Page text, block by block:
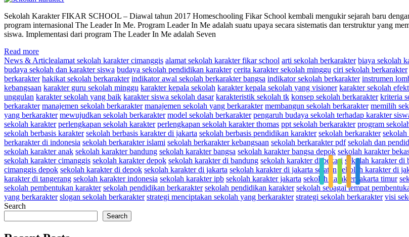
Sekolah Karakter FIKAR SCHOOL – Diawal tahun 2017 Homeschooling Fikar School kembali mengukir sejarah baru
program internasional The Leader In Me. Program Leader In Me adalah suatu upaya secara sistematis dan terstruktur yang
siswa. Implementasi dari program The Leader In Me adalah Seven
Read more
News & Articlealamat sekolah karakter cimanggis alamat sekolah karakter fikar school arti sekolah berkarakter biaya sekolah
budaya sekolah dan karakter siswa budaya sekolah pendidikan karakter cerita karakter sekolah minggu ciri sekolah berkarakter
berkarakter hakikat sekolah berkarakter indikator awal sekolah berkarakter bangsa indikator sekolah berkarakter instrumen
kebangsaan karakter guru sekolah minggu karakter kepala sekolah karakter kepala sekolah yang visioner karakter sekolah
unggulan karakter sekolah yang baik karakter siswa sekolah dasar karakteristik sekolah tk konsep sekolah berkarakter kriteria
berkarakter manajemen sekolah berkarakter manajemen sekolah yang berkarakter membangun sekolah berkarakter memilih
yang berkarakter mewujudkan sekolah berkarakter model sekolah berkarakter pengaruh budaya sekolah terhadap karakter
sekolah karakter perlengkapan sekolah karakter perlengkapan sekolah karakter thomas ppt sekolah berkarakter program
sekolah berbasis karakter sekolah berbasis karakter di jakarta sekolah berbasis pendidikan karakter sekolah berkarakter sekolah
berkarakter di indonesia sekolah berkarakter islami sekolah berkarakter kebangsaan sekolah berkarakter pdf sekolah dan
sekolah karakter anak sekolah karakter bandung sekolah karakter bangsa sekolah karakter bangsa depok sekolah karakter
sekolah karakter cimanggis sekolah karakter depok sekolah karakter di bandung sekolah karakter di bekasi sekolah karakter di
cimanggis depok sekolah karakter di depok sekolah karakter di jakarta sekolah karakter di jakarta selatan sekolah karakter di
karakter di tangerang sekolah karakter indonesia sekolah karakter ipb sekolah karakter jakarta sekolah karakter jakarta timur
sekolah pembentukan karakter sekolah pendidikan berkarakter sekolah pendidikan karakter sekolah sebagai tempat
yang berkarakter slogan sekolah berkarakter strategi menciptakan sekolah yang berkarakter strategi sekolah berkarakter visi
Search
Search